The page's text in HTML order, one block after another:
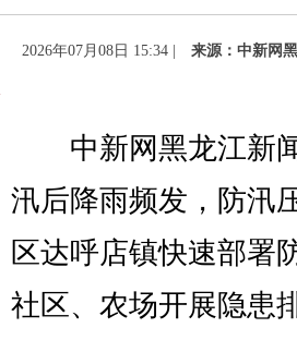
2026年07月08日 15:34 | 来源：中新网
中新网黑龙江新闻
汛后降雨频发，防汛
区达呼店镇快速部署
社区、农场开展隐患